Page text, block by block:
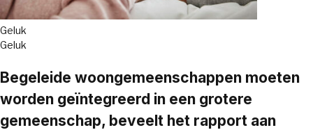
Geluk
Geluk
Begeleide woongemeenschappen moeten
worden geïntegreerd in een grotere
gemeenschap, beveelt het rapport aan